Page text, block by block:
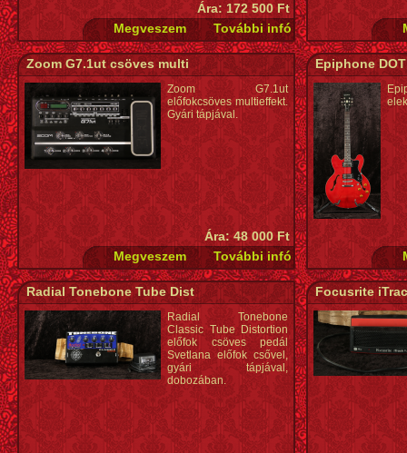
Ára: 172 500 Ft
Zoom G7.1ut csöves multi
Zoom G7.1ut
előfokcsöves multieffekt.
Gyári tápjával.
Ára: 48 000 Ft
Epiphone
Radial Tonebone Tube Dist
Radial Tonebone
Classic Tube Distortion
előfok csöves pedál
Svetlana előfok csővel,
gyári tápjával,
dobozában.
Focusrite